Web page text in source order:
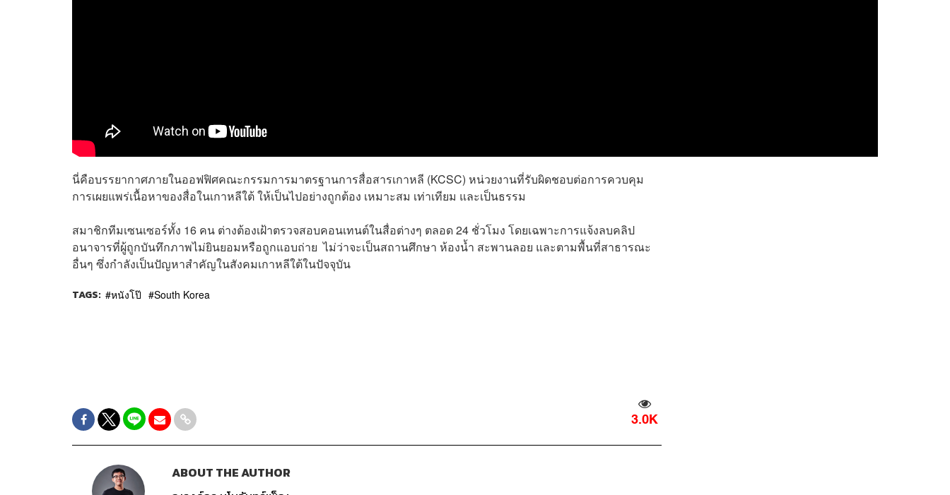
นี่คือบรรยากาศภายในออฟฟิศคณะกรรมการมาตรฐานการสื่อสารเกาหลี (KCSC) หน่วยงานที่รับผิดชอบต่อการควบคุม
การเผยแพร่เนื้อหาของสื่อในเกาหลีใต้ให้เป็นไปอย่างถูกต้อง เหมาะสม เท่าเทียม และเป็นธรรม
สมาชิกทีมเซนเซอร์ทั้ง 16 คน ต่างต้องเฝ้าตรวจสอบคอนเทนต์ในสื่อต่างๆ ตลอด 24 ชั่วโมง โดยเฉพาะการแจ้งลบคลิป
อนาจารที่ผู้ถูกบันทึกภาพไม่ยินยอมหรือถูกแอบถ่ายไม่ว่าจะเป็นสถานศึกษา ห้องน้ำ สะพานลอย และตามพื้นที่สาธารณะ
อื่นๆ ซึ่งกำลังเป็นปัญหาสำคัญในสังคมเกาหลีใต้ในปัจจุบัน
TAGS: หนังโป๊ South Korea
3.0K
ABOUT THE AUTHOR